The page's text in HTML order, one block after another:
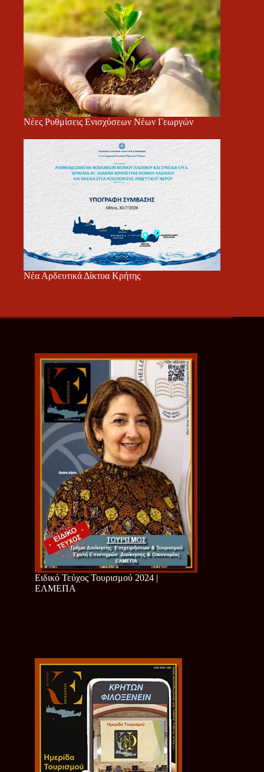
Νέες Ρυθμίσεις Ενισχύσεων Νέων Γεωργών
Νέα Αρδευτικά Δίκτυα Κρήτης
Ειδικό Τεύχος Τουρισμού 2024 |
ΕΛΜΕΠΑ